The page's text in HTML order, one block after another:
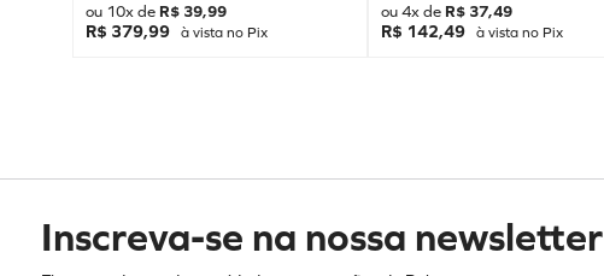
ou 10x de R$ 39,99
R$ 379,99 à vista no Pix
ou4x de R$ 37,49
R$ 142,49 à vista no Pix
Inscreva-se na nossa newsletter